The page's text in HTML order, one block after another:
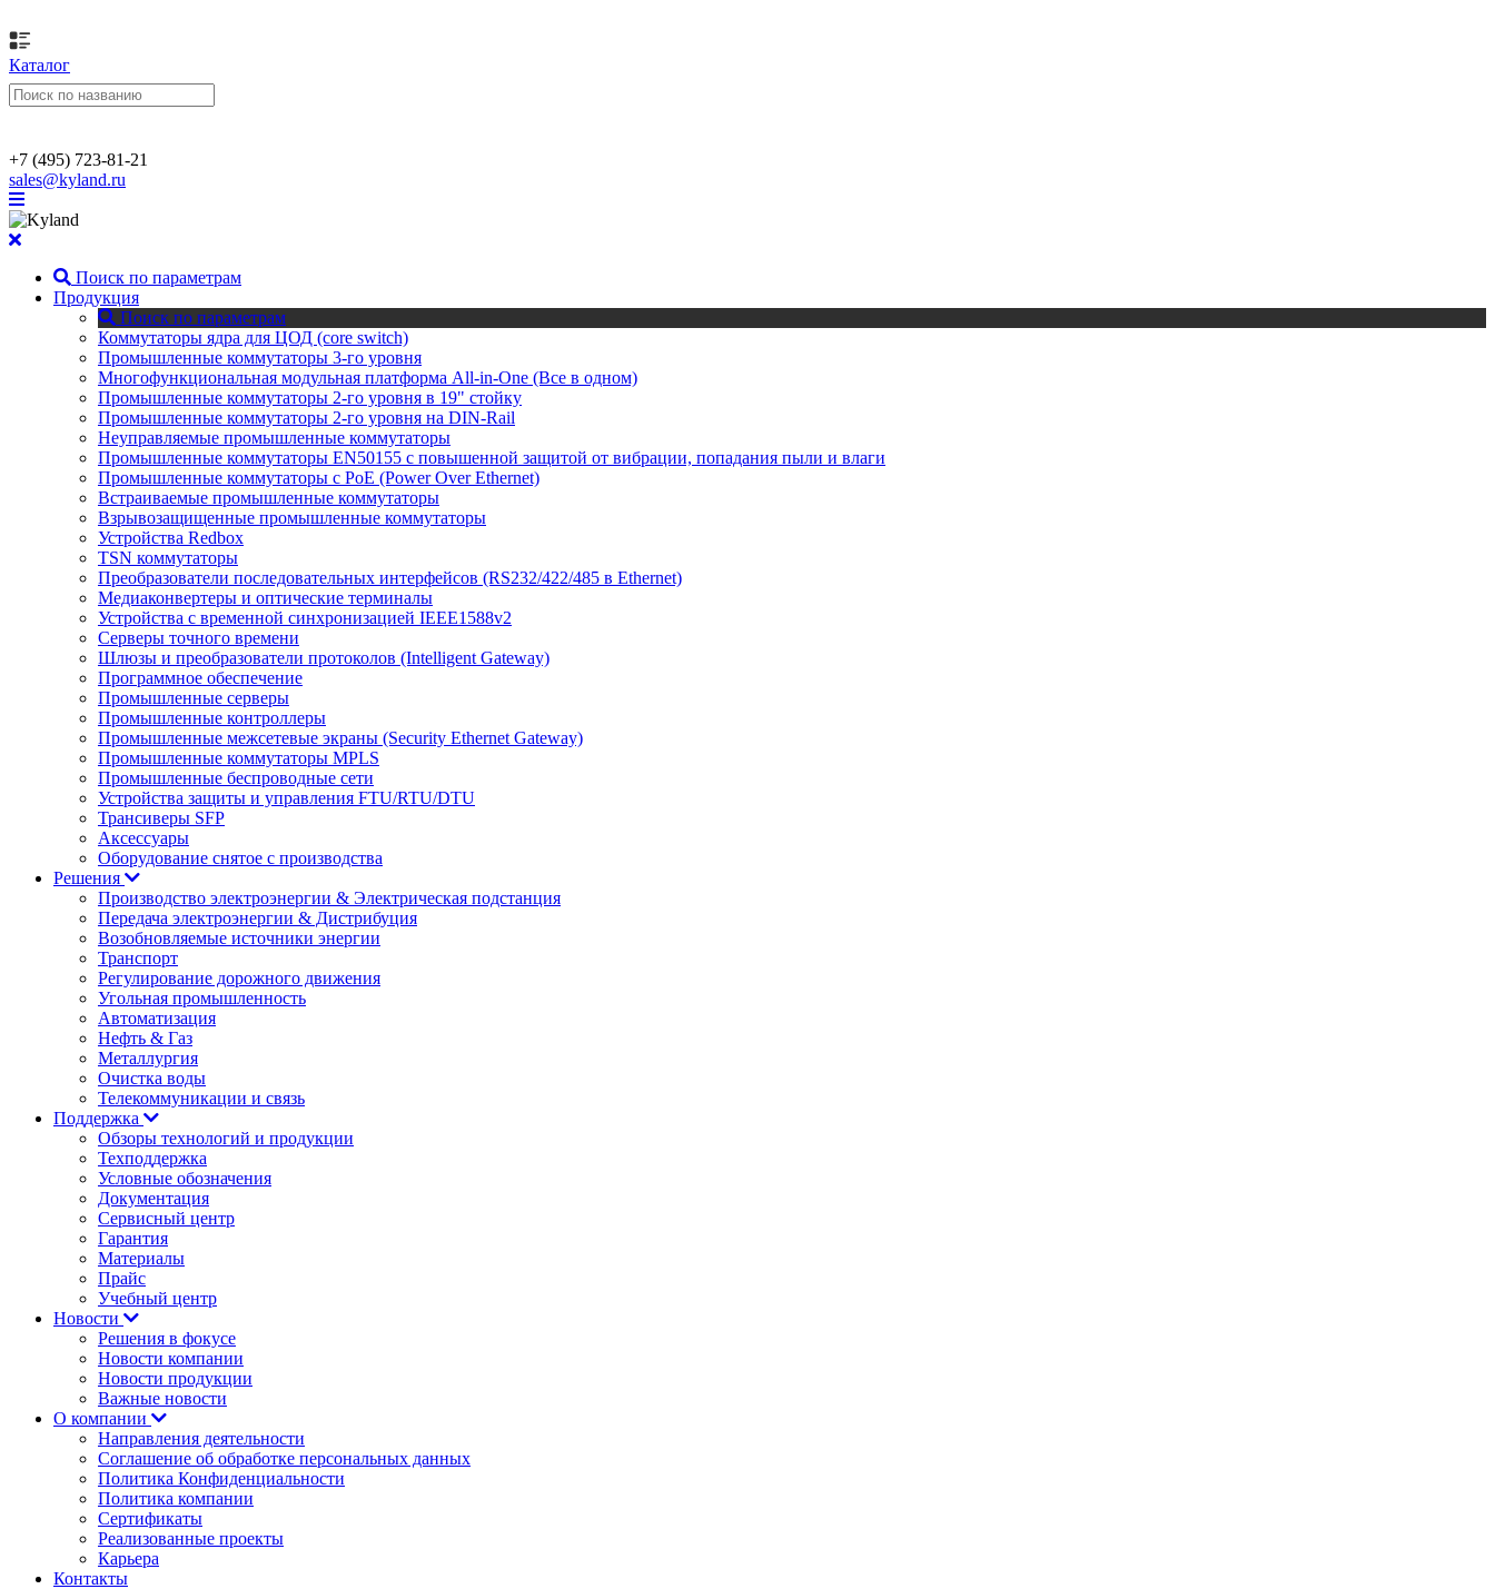
Каталог
+7 (495) 723-81-21
sales@kyland.ru
Поиск по параметрам
Продукция
Поиск по параметрам
Коммутаторы ядра для ЦОД (core switch)
Промышленные коммутаторы 3-го уровня
Многофункциональная модульная платформа All-in-One (Все в одном)
Промышленные коммутаторы 2-го уровня в 19" стойку
Промышленные коммутаторы 2-го уровня на DIN-Rail
Неуправляемые промышленные коммутаторы
Промышленные коммутаторы EN50155 с повышенной защитой от вибрации, попадания пыли и влаги
Промышленные коммутаторы с PoE (Power Over Ethernet)
Встраиваемые промышленные коммутаторы
Взрывозащищенные промышленные коммутаторы
Устройства Redbox
TSN коммутаторы
Преобразователи последовательных интерфейсов (RS232/422/485 в Ethernet)
Медиаконвертеры и оптические терминалы
Устройства с временной синхронизацией IEEE1588v2
Серверы точного времени
Шлюзы и преобразователи протоколов (Intelligent Gateway)
Программное обеспечение
Промышленные серверы
Промышленные контроллеры
Промышленные межсетевые экраны (Security Ethernet Gateway)
Промышленные коммутаторы MPLS
Промышленные беспроводные сети
Устройства защиты и управления FTU/RTU/DTU
Трансиверы SFP
Аксессуары
Оборудование снятое с производства
Решения
Производство электроэнергии & Электрическая подстанция
Передача электроэнергии & Дистрибуция
Возобновляемые источники энергии
Транспорт
Регулирование дорожного движения
Угольная промышленность
Автоматизация
Нефть & Газ
Металлургия
Очистка воды
Телекоммуникации и связь
Поддержка
Обзоры технологий и продукции
Техподдержка
Условные обозначения
Документация
Сервисный центр
Гарантия
Материалы
Прайс
Учебный центр
Новости
Решения в фокусе
Новости компании
Новости продукции
Важные новости
О компании
Направления деятельности
Соглашение об обработке персональных данных
Политика Конфиденциальности
Политика компании
Сертификаты
Реализованные проекты
Карьера
Контакты